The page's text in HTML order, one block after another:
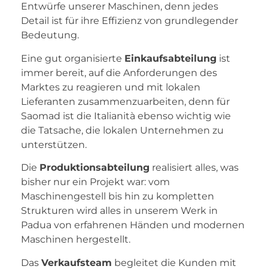
Entwürfe unserer Maschinen, denn jedes
Detail ist für ihre Effizienz von grundlegender
Bedeutung.
Eine gut organisierte Einkaufsabteilung ist
immer bereit, auf die Anforderungen des
Marktes zu reagieren und mit lokalen
Lieferanten zusammenzuarbeiten, denn für
Saomad ist die Italianità ebenso wichtig wie
die Tatsache, die lokalen Unternehmen zu
unterstützen.
Die Produktionsabteilung realisiert alles, was
bisher nur ein Projekt war: vom
Maschinengestell bis hin zu kompletten
Strukturen wird alles in unserem Werk in
Padua von erfahrenen Händen und modernen
Maschinen hergestellt.
Das Verkaufsteam begleitet die Kunden mit